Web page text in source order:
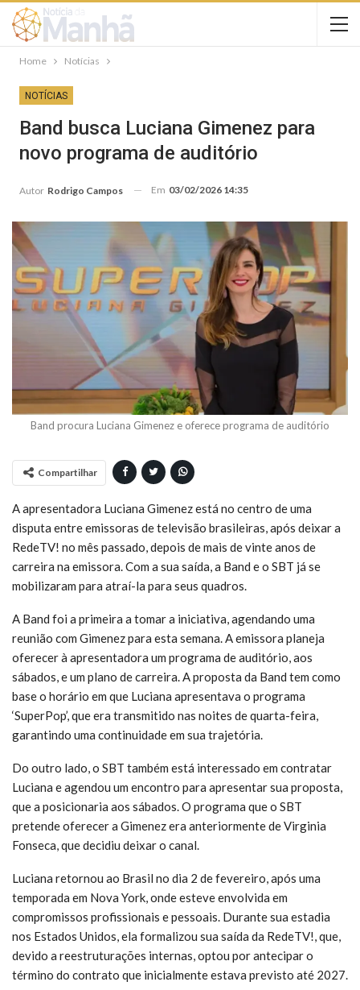
Home Notícias
NOTÍCIAS
Band busca Luciana Gimenez para
novo programa de auditório
Autor Rodrigo Campos Em 03/02/2026 14:35
Band procura Luciana Gimenez e oferece programa de auditório
Compartilhar
A apresentadora Luciana Gimenez está no centro de uma
disputa entre emissoras de televisão brasileiras, após deixar a
RedeTV! no mês passado, depois de mais de vinte anos de
carreira na emissora. Com a sua saída, a Band e o SBT já se
mobilizaram para atraí-la para seus quadros.
A Band foi a primeira a tomar a iniciativa, agendando uma
reunião com Gimenez para esta semana. A emissora planeja
oferecer à apresentadora um programa de auditório, aos
sábados, e um plano de carreira. A proposta da Band tem como
base o horário em que Luciana apresentava o programa
‘SuperPop’, que era transmitido nas noites de quarta-feira,
garantindo uma continuidade em sua trajetória.
Do outro lado, o SBT também está interessado em contratar
Luciana e agendou um encontro para apresentar sua proposta,
que a posicionaria aos sábados. O programa que o SBT
pretende oferecer a Gimenez era anteriormente de Virginia
Fonseca, que decidiu deixar o canal.
Luciana retornou ao Brasil no dia 2 de fevereiro, após uma
temporada em Nova York, onde esteve envolvida em
compromissos profissionais e pessoais. Durante sua estadia
nos Estados Unidos, ela formalizou sua saída da RedeTV!, que,
devido a reestruturações internas, optou por antecipar o
término do contrato que inicialmente estava previsto até 2027.